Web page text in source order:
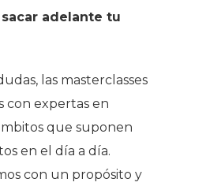
adelante tu
las masterclasses
con expertas en
que suponen
en el día a día.
con un propósito y